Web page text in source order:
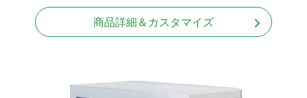
商品詳細＆カスタマイズ